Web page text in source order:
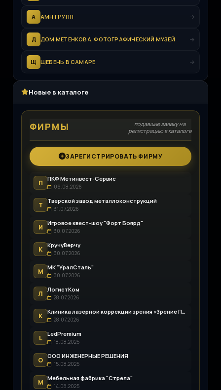
А АМН ГРУПП
Д ДОМ МЕТЕНКОВА, ФОТОГРАФИЧЕСКИЙ МУЗЕЙ
Щ ЩЕБЕНЬ В САМАРЕ
Новые в каталоге
ФИРМЫ
подавшие заявку на
регистрацию в каталоге
ЗАРЕГИСТРИРОВАТЬ ФИРМУ
П
ПКФ Метинвест-Сервис
06.08.2026
Т
Тверской завод металлоконструкций
31.07.2026
И
Игровое квест-шоу "Форт Боярд"
30.07.2026
К
КручуВерчу
30.07.2026
М
МК "УралСталь"
30.07.2026
Л
ЛогистКом
28.07.2026
К
Клиника лазерной коррекции зрения «Зрение Пенза»
28.07.2026
L
LedPremium
18.08.2025
О
ООО ИНЖЕНЕРНЫЕ РЕШЕНИЯ
15.08.2025
М
Мебельная фабрика "Стрела"
14.08.2025